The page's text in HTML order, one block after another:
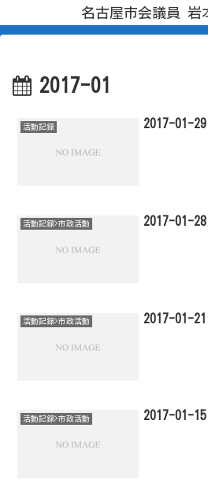
名古屋市会議員 岩
2017-01
活動記録 2017-01-
活動記録>市政活動 2017-01-
活動記録>市政活動 2017-01-
活動記録>市政活動 2017-01-